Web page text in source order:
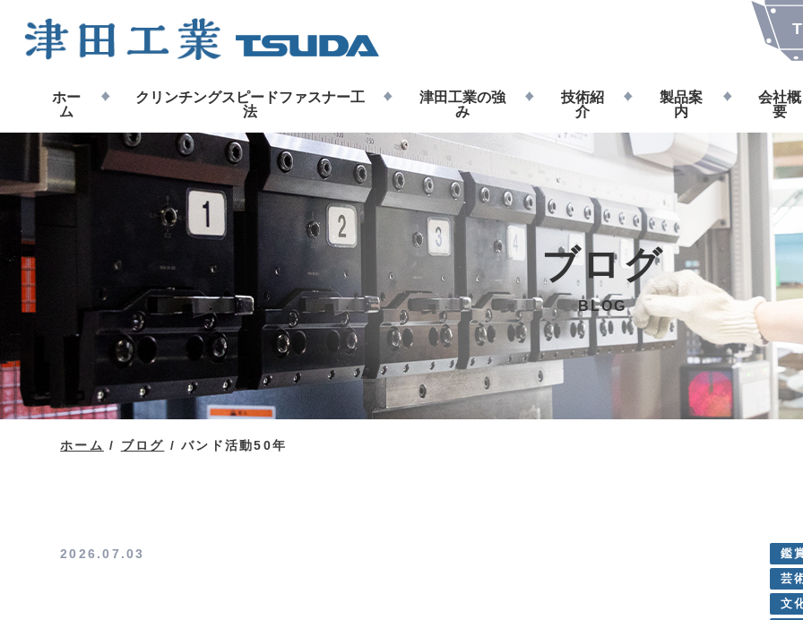
ホー
ム
クリンチングスピードファスナー工
法
津田工業の強
み
技術紹
介
製品案
内
会社概
要
ブログ
BLOG
ホーム / ブログ /バンド活動50年
2026.07.03
鑑
芸
文